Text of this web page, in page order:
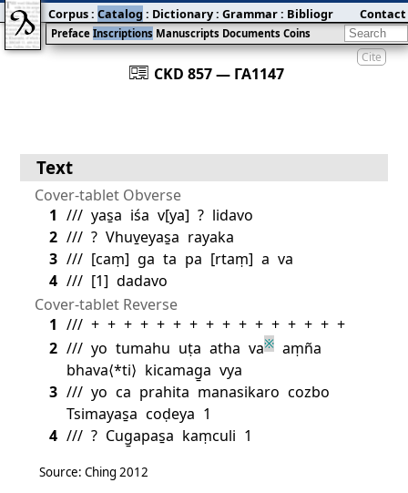
Cite
󰀀 CKD 857 — ГА1147
Preface Inscriptions Manuscripts Documents Coins
Corpus: Catalog : Dictionary: Grammar: Bibliography:Blog
Contact